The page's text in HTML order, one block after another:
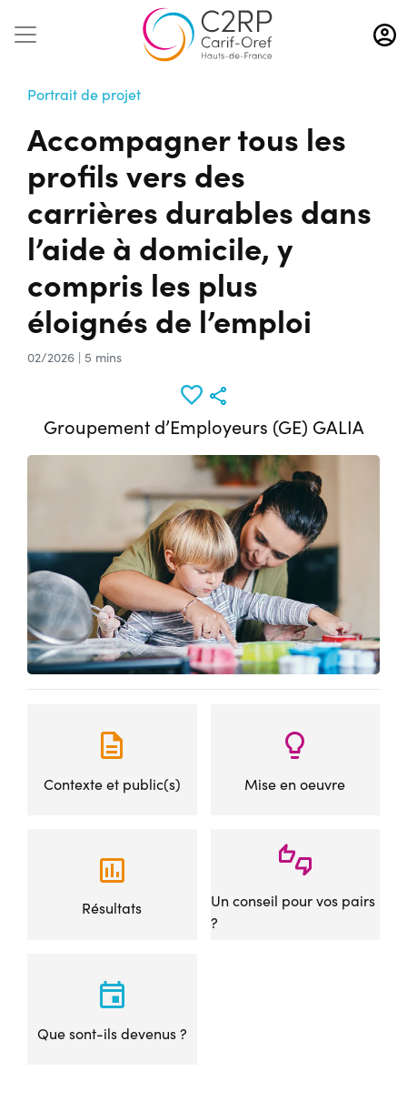
Aller
au
contenu
Portrait de projet
Accompagner tous les
profils vers des
carrières durables dans
l’aide à domicile, y
compris les plus
éloignés de l’emploi
02/2026 | 5 mins
Groupement d’Employeurs (GE) GALIA
Contexte et public(s) Mise en oeuvre
Résultats
Un conseil pour vos pairs
?
Que sont-ils devenus ?